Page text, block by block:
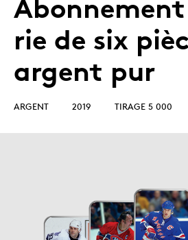
rie de six
argent pur
ARGENT 2019 TIRAGE 5 000